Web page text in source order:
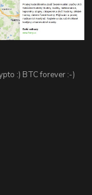
:) BTC forever :-)